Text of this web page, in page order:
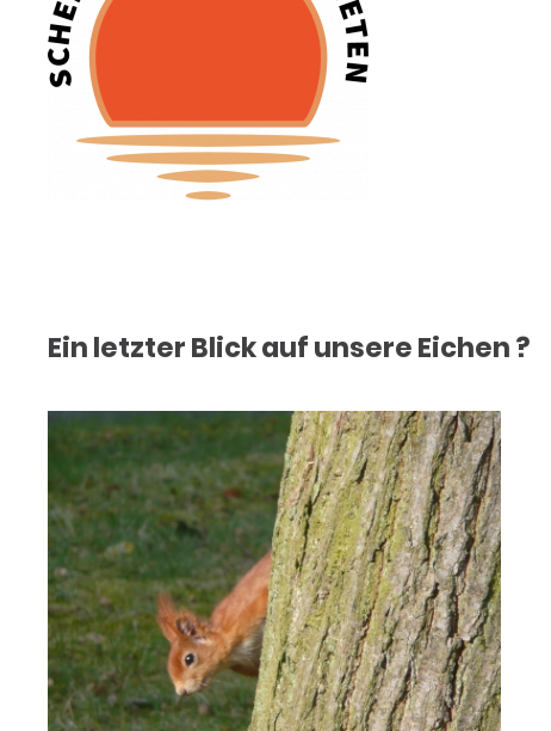
Ein letzter Blick auf unsere Eichen ?